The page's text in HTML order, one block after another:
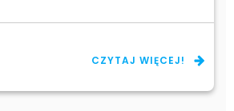
CZYTAJ WIĘCEJ!